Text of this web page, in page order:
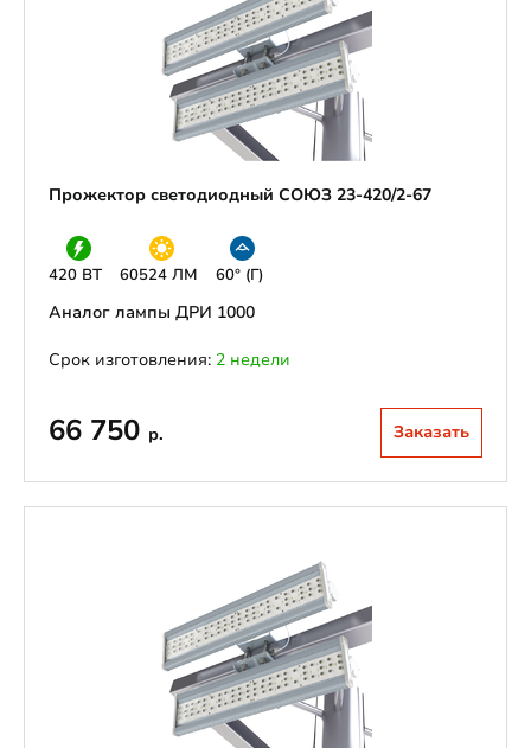
Прожектор светодиодный СОЮЗ 23-420/2-67
420 ВТ 60524 ЛМ 60° (Г)
Аналог лампы ДРИ 1000
Срок изготовления: 2 недели
66 750 р. Заказать